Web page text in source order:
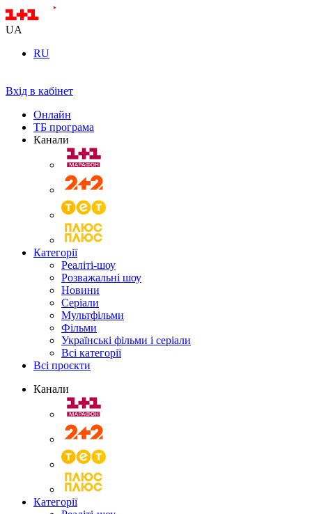
UA
RU
Вхід в кабінет
Онлайн
ТБ програма
Канали
Категорії
Реаліті-шоу
Розважальні шоу
Новини
Серіали
Мультфільми
Фільми
Українські фільми і серіали
Всі категорії
Всі проєкти
Канали
Категорії